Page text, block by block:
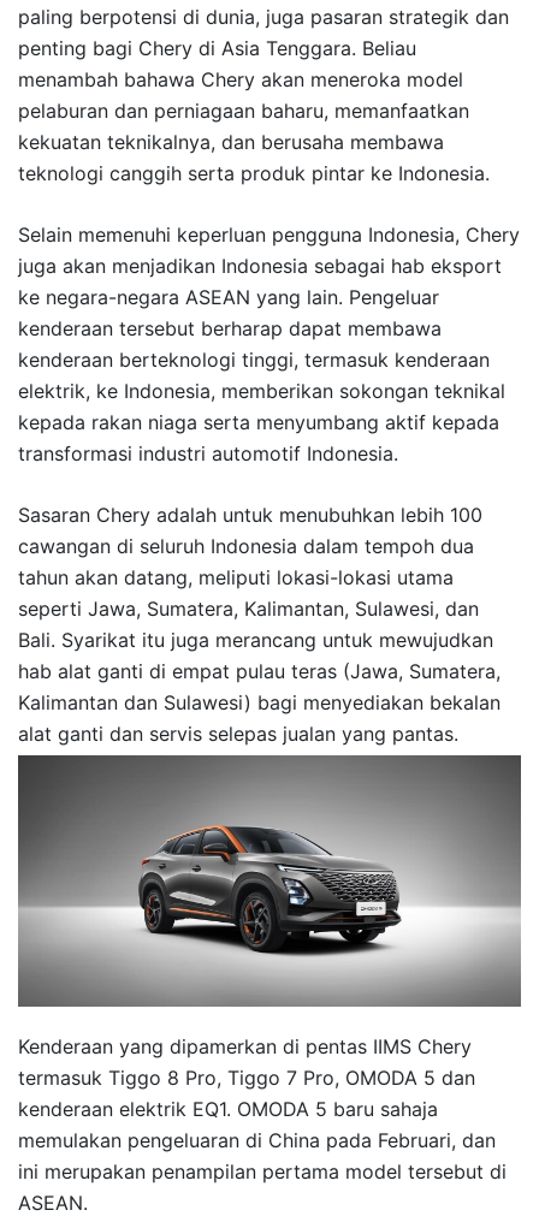
paling berpotensi di dunia, juga pasaran strategik dan
penting bagi Chery di Asia Tenggara. Beliau
menambah bahawa Chery akan meneroka model
pelaburan dan perniagaan baharu, memanfaatkan
kekuatan teknikalnya, dan berusaha membawa
teknologi canggih serta produk pintar ke Indonesia.
Selain memenuhi keperluan pengguna Indonesia, Chery
juga akan menjadikan Indonesia sebagai hab eksport
ke negara-negara ASEAN yang lain. Pengeluar
kenderaan tersebut berharap dapat membawa
kenderaan berteknologi tinggi, termasuk kenderaan
elektrik, ke Indonesia, memberikan sokongan teknikal
kepada rakan niaga serta menyumbang aktif kepada
transformasi industri automotif Indonesia.
Sasaran Chery adalah untuk menubuhkan lebih 100
cawangan di seluruh Indonesia dalam tempoh dua
tahun akan datang, meliputi lokasi-lokasi utama
seperti Jawa, Sumatera, Kalimantan, Sulawesi, dan
Bali. Syarikat itu juga merancang untuk mewujudkan
hab alat ganti di empat pulau teras (Jawa, Sumatera,
Kalimantan dan Sulawesi) bagi menyediakan bekalan
alat ganti dan servis selepas jualan yang pantas.
Kenderaan yang dipamerkan di pentas IIMS Chery
termasuk Tiggo 8 Pro, Tiggo 7 Pro, OMODA 5 dan
kenderaan elektrik EQ1. OMODA 5 baru sahaja
memulakan pengeluaran di China pada Februari, dan
ini merupakan penampilan pertama model tersebut di
ASEAN.